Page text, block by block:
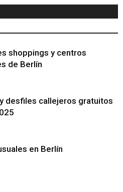
shoppings y centros
de Berlín
desfiles callejeros gratuitos
en Berlín